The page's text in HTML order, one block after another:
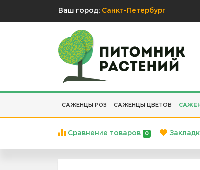
Ваш город: Санкт-Петербург
САЖЕНЦЫ РОЗ САЖЕНЦЫ ЦВЕТОВ
Сравнение товаров 0